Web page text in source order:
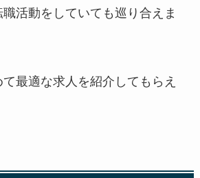
活動をしていても巡り合えま
最適な求人を紹介してもらえ